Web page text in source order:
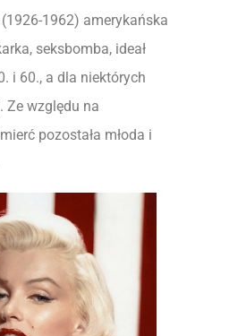
1962) amerykańska
seksbomba, ideał
i 60., a dla niektórych
Ze względu na
pozostała młoda i